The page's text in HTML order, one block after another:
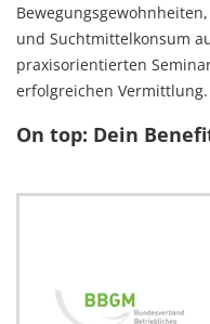
und Suchtmittelkonsum
praxisorientierten
erfolgreichen Vermittlung.
On top: Dein